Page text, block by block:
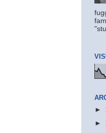
►
►